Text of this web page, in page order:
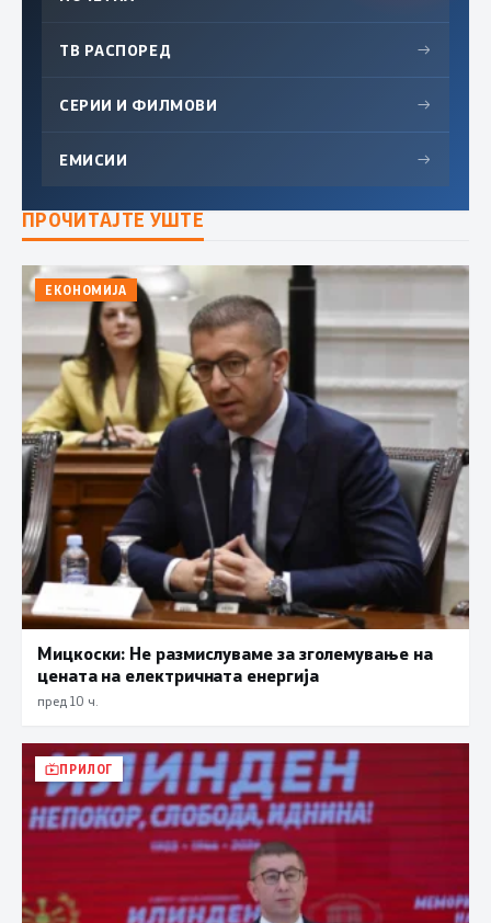
ТВ РАСПОРЕД →
СЕРИИ И ФИЛМОВИ →
ЕМИСИИ →
ПРОЧИТАЈТЕ УШТЕ
ЕКОНОМИЈА
Мицкоски: Не размислуваме за зголемување на
цената на електричната енергија
пред 10 ч.
ПРИЛОГ